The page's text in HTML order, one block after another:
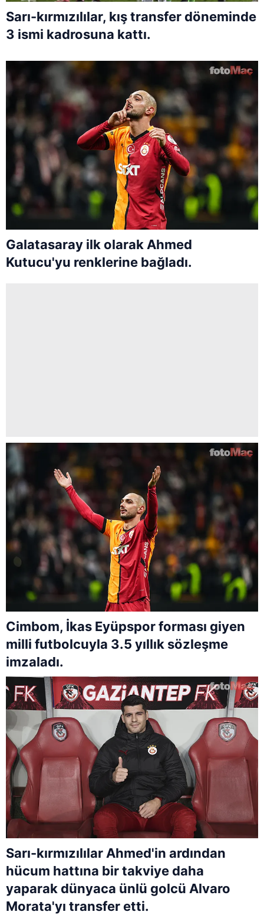
Sarı-kırmızılılar, kış transfer döneminde
3 ismi kadrosuna kattı.
Galatasaray ilk olarak Ahmed
Kutucu'yu renklerine bağladı.
Cimbom, İkas Eyüpspor forması giyen
milli futbolcuyla 3.5 yıllık sözleşme
imzaladı.
Sarı-kırmızılılar Ahmed'in ardından
hücum hattına bir takviye daha
yaparak dünyaca ünlü golcü Alvaro
Morata'yı transfer etti.